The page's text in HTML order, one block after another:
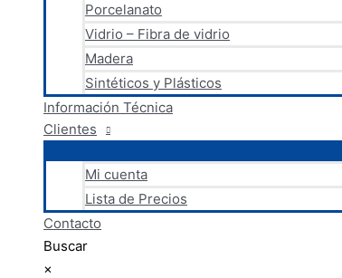
Porcelanato
Vidrio – Fibra de vidrio
Madera
Sintéticos y Plásticos
Información Técnica
Clientes
Mi cuenta
Lista de Precios
Contacto
Buscar
×